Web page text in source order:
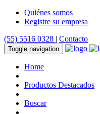
Quiénes somos
Registre su empresa
(55) 5516 0328 | Contacto
Toggle navigation
Home
Productos Destacados
Buscar